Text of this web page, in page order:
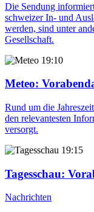
Die Sendung
schweizer In- und
werden, sind unter
Gesellschaft.
19:10
Meteo:
Rund um die
den relevantesten
versorgt.
19:15
Tagesschau:
Nachrichten